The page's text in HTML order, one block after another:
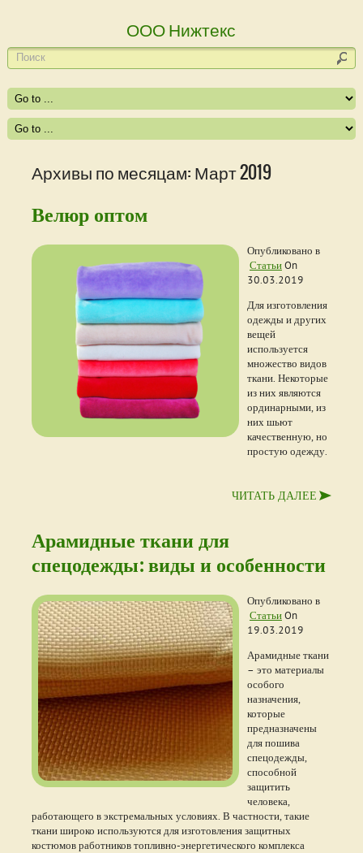
ООО Нижтекс
Архивы по месяцам: Март 2019
Велюр оптом
Опубликовано в
СтатьиOn
30.03.2019
Для изготовления
одежды и других
вещей
используется
множество видов
ткани. Некоторые
из них являются
ординарными, из
них шьют
качественную, но
простую одежду.
ЧИТАТЬ ДАЛЕЕ
Арамидные ткани для
спецодежды: виды и особенности
Опубликовано в
СтатьиOn
19.03.2019
Арамидные ткани
– это материалы
особого
назначения,
которые
предназначены
для пошива
спецодежды,
способной
защитить
человека,
работающего в экстремальных условиях. В частности, такие
ткани широко используются для изготовления защитных
костюмов работников топливно-энергетического комплекса